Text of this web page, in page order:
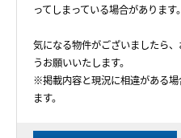
ってしまっている場合があります。
気になる物件がございましたら
うお願いいたします。
※掲載内容と現況に相違がある
ます。